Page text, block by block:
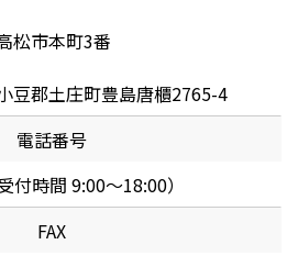
松市本町3番
郡土庄町豊島唐櫃2765-4
電話番号
時間 9:00～18:00）
FAX